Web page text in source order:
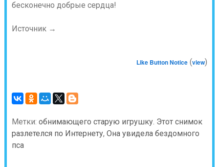
бесконечно добрые сердца!
Источник →
Like Button Notice (view)
Метки: обнимающего старую игрушку. Этот снимок
разлетелся по Интернету, Она увидела бездомного
пса